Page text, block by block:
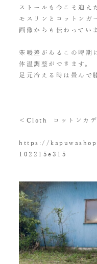
ストールも今こそ迎え
モスリンとコットンガ
画像からも伝わってい
寒暖差があるこの時期
体温調整ができます。
足元冷える時は畳んで
＜Cloth コットンカデ
https://
102215e315